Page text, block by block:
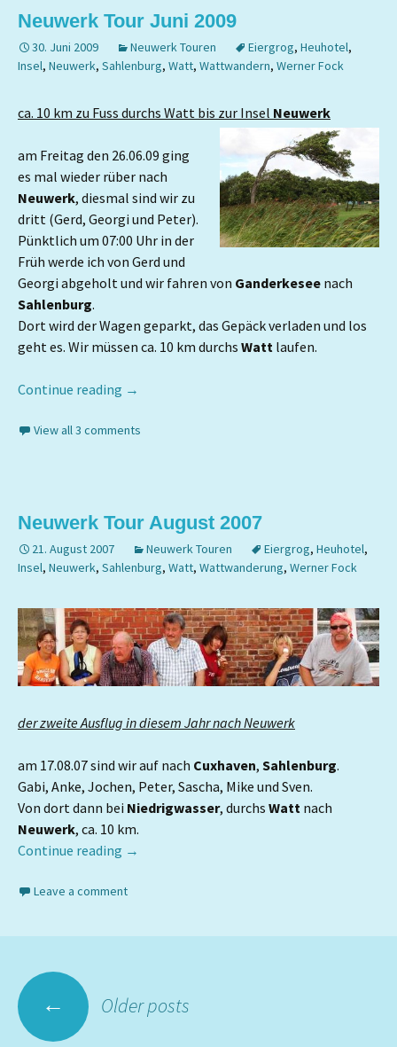
Neuwerk Tour Juni 2009
30. Juni 2009 Neuwerk Touren Eiergrog, Heuhotel,
Insel, Neuwerk, Sahlenburg, Watt, Wattwandern, Werner Fock
ca. 10 km zu Fuss durchs Watt bis zur Insel Neuwerk
am Freitag den 26.06.09 ging
es mal wieder rüber nach
Neuwerk, diesmal sind wir zu
dritt (Gerd, Georgi und Peter).
Pünktlich um 07:00 Uhr in der
Früh werde ich von Gerd und
Georgi abgeholt und wir fahren von Ganderkesee nach
Sahlenburg.
Dort wird der Wagen geparkt, das Gepäck verladen und los
geht es. Wir müssen ca. 10 km durchs Watt laufen.
Continue reading →
View all 3 comments
Neuwerk Tour August 2007
21. August 2007 Neuwerk Touren Eiergrog, Heuhotel,
Insel, Neuwerk, Sahlenburg, Watt, Wattwanderung, Werner Fock
der zweite Ausflug in diesem Jahr nach Neuwerk
am 17.08.07 sind wir auf nach Cuxhaven, Sahlenburg.
Gabi, Anke, Jochen, Peter, Sascha, Mike und Sven.
Von dort dann bei Niedrigwasser, durchs Watt nach
Neuwerk, ca. 10 km.
Continue reading →
Leave a comment
Posts
navigation
← Older posts